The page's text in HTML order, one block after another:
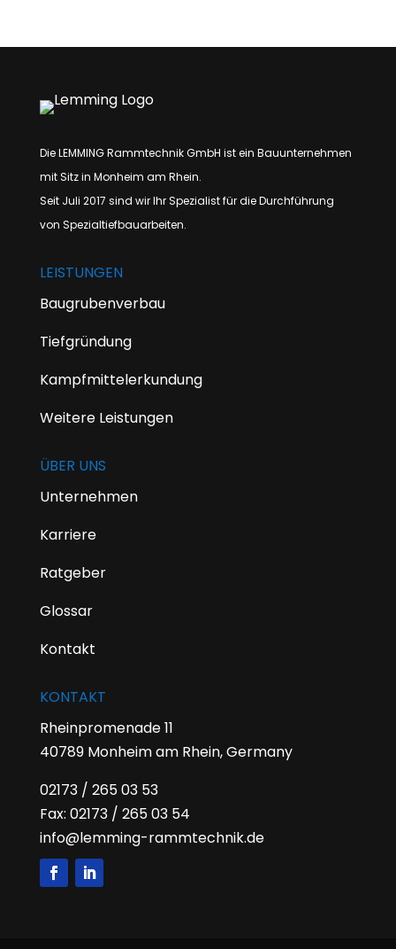
Die LEMMING Rammtechnik GmbH ist ein Bauunternehmen
mit Sitz in Monheim am Rhein.
Seit Juli 2017 sind wir Ihr Spezialist für die Durchführung
von Spezialtiefbauarbeiten.
LEISTUNGEN
Baugrubenverbau
Tiefgründung
Kampfmittelerkundung
Weitere Leistungen
ÜBER UNS
Unternehmen
Karriere
Ratgeber
Glossar
Kontakt
KONTAKT
Rheinpromenade 11
40789 Monheim am Rhein, Germany
02173 / 265 03 53
Fax: 02173 / 265 03 54
info@lemming-rammtechnik.de